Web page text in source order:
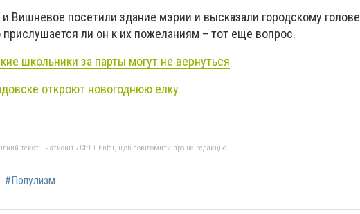
Вишневое посетили здание мэрии и высказали городскому голове
прислушается ли он к их пожеланиям – тот еще вопрос.
школьники за парты могут не вернуться
откроют новогоднюю елку
текст і натисніть Ctrl + Enter, щоб повідомити про це редакцію
#Популизм